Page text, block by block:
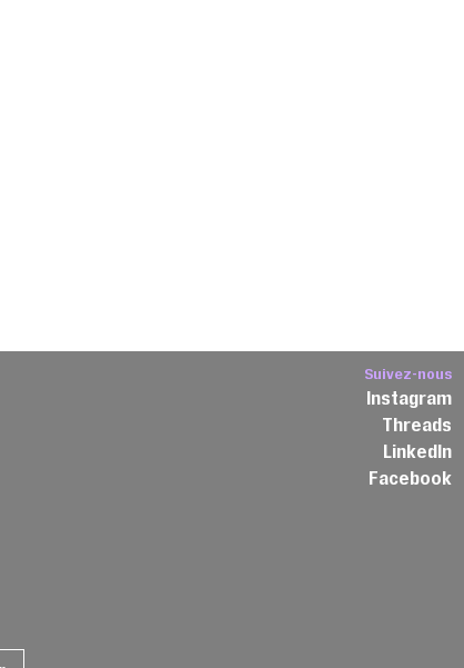
Suivez-nous
Instagram
Threads
LinkedIn
Facebook